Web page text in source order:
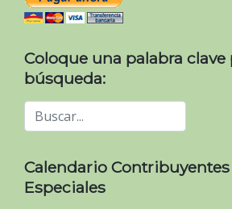
Coloque una palabra clave
búsqueda:
Calendario Contribuyentes
Especiales